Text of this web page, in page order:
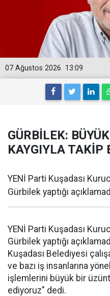
13:09
07 Ağustos 2026
GÜRBİLEK:
KAYGIYLA TAKİP
YENİ Parti Kuşadası
Gürbilek yaptığı
YENİ Parti Kuşadası
Gürbilek yaptığı
Kuşadası Belediyesi
ve bazı iş insanlarına
işlemlerini büyük bir
ediyoruz" dedi.